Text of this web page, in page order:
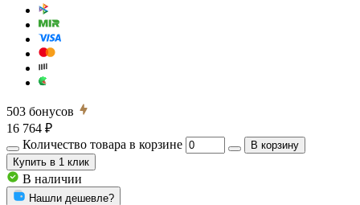
503 бонусов
16 764 ₽
Количество товара в корзине
В корзину
Купить в 1 клик
В наличии
Нашли дешевле?